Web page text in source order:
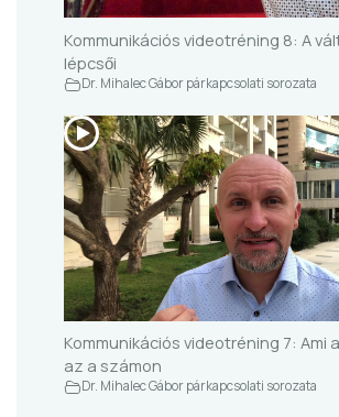
Kommunikációs videotréning 8: A
lépcsői
Dr. Mihalec Gábor párkapcsolati sorozata
Kommunikációs videotréning 7: Ami
az a számon
Dr. Mihalec Gábor párkapcsolati sorozata